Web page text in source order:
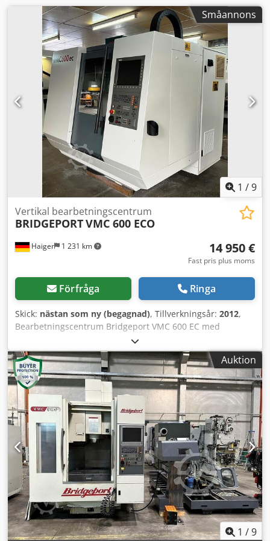
Småannons
1 /9
Haiger 1 231 km
Vertikal bearbetningscentrum
BRIDGEPORTVMC 600 ECO
14 950 €
Fast pris plus moms
Förfråga Ringa
Skick: nästan som ny (begagnad), Tillverkningsår: 2012,
Bearbetningscentrum Bridgeport VMC 600 EC med
Heidenhain ITNC 530 styrsystem. Tillverkningsår 2012.
Mycket gott originalskick. Maskinen kommer från
utbildningsverkstaden hos ett välrenommerat tyskt
maskinbyggarföretag. CE-godkänd! Tekniska data:
Tillverkningsår: 2012 Skick: Bra Styrsystem: HEIDENHAIN
ITNC 530 Matning axlar x/y/z: 600/410/520 mm Snabbgång
x/y/z: 40/40/20 m/min Arbetsbord (L x B): 840 x 420 mm
Max arbetsstycksvikt: 500 kg Max spindelvarvtal: 8000
varv/min Min spindelvarvtal: 40 varv/min Spindelkon: BT
40 Spindeleffekt: 8,5 kW Max verktygslängd: 250 mm Max
verktygsvikt: 6 kg T-spår bredd: 18 mm T-spår avstånd: 112
mm Positioneringsnoggrannhet: ± 0,005 mm
Repeternoggrannhet: ± 0,002 mm Strömförsörjning: 3x 400
V; 50 Hz Mått (L x B x H): 2000 x 2050 x 2535 mm
Dwodpfxoxtxk So Apbsa Om maskinen: Till salu är ett
bearbetningscentrum Bridgeport VMC 600 EC med
Auktion
1 /9